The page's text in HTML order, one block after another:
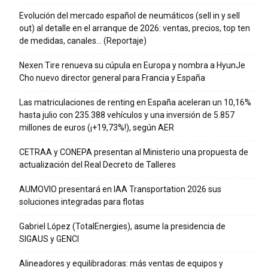
Evolución del mercado español de neumáticos (sell in y sell
out) al detalle en el arranque de 2026: ventas, precios, top ten
de medidas, canales… (Reportaje)
Nexen Tire renueva su cúpula en Europa y nombra a HyunJe
Cho nuevo director general para Francia y España
Las matriculaciones de renting en España aceleran un 10,16%
hasta julio con 235.388 vehículos y una inversión de 5.857
millones de euros (¡+19,73%!), según AER
CETRAA y CONEPA presentan al Ministerio una propuesta de
actualización del Real Decreto de Talleres
AUMOVIO presentará en IAA Transportation 2026 sus
soluciones integradas para flotas
Gabriel López (TotalEnergies), asume la presidencia de
SIGAUS y GENCI
Alineadores y equilibradoras: más ventas de equipos y